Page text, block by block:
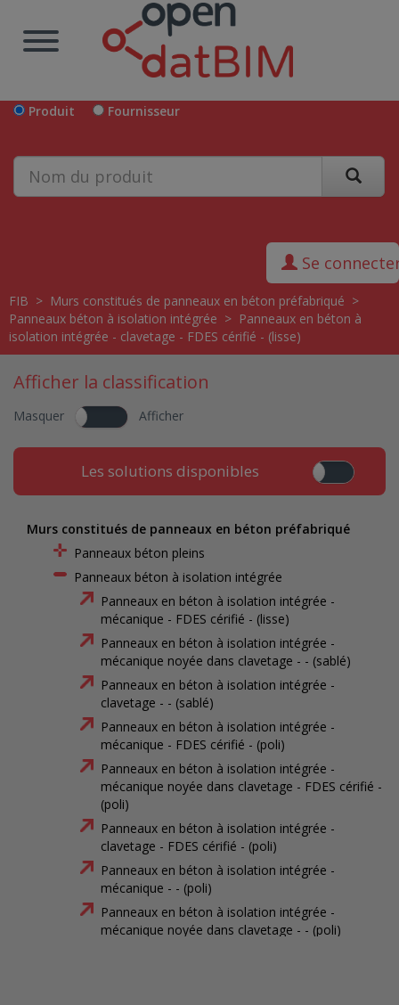
Produit Fournisseur
Se
FIB > Murs constitués de panneaux en béton préfabriqué >
Panneaux béton à isolation intégrée > Panneaux en béton à
isolation intégrée - clavetage - FDES cérifié - (lisse)
Afficher la classification
Masquer Afficher
Les solutions disponibles
Murs constitués de panneaux en béton préfabriqué
Panneaux béton pleins
Panneaux béton à isolation intégrée
Panneaux en béton à isolation intégrée -
mécanique - FDES cérifié - (lisse)
Panneaux en béton à isolation intégrée -
mécanique noyée dans clavetage - - (sablé)
Panneaux en béton à isolation intégrée -
clavetage - - (sablé)
Panneaux en béton à isolation intégrée -
mécanique - FDES cérifié - (poli)
Panneaux en béton à isolation intégrée -
mécanique noyée dans clavetage - FDES cérifié -
(poli)
Panneaux en béton à isolation intégrée -
clavetage - FDES cérifié - (poli)
Panneaux en béton à isolation intégrée -
mécanique - - (poli)
Panneaux en béton à isolation intégrée -
mécanique noyée dans clavetage - - (poli)